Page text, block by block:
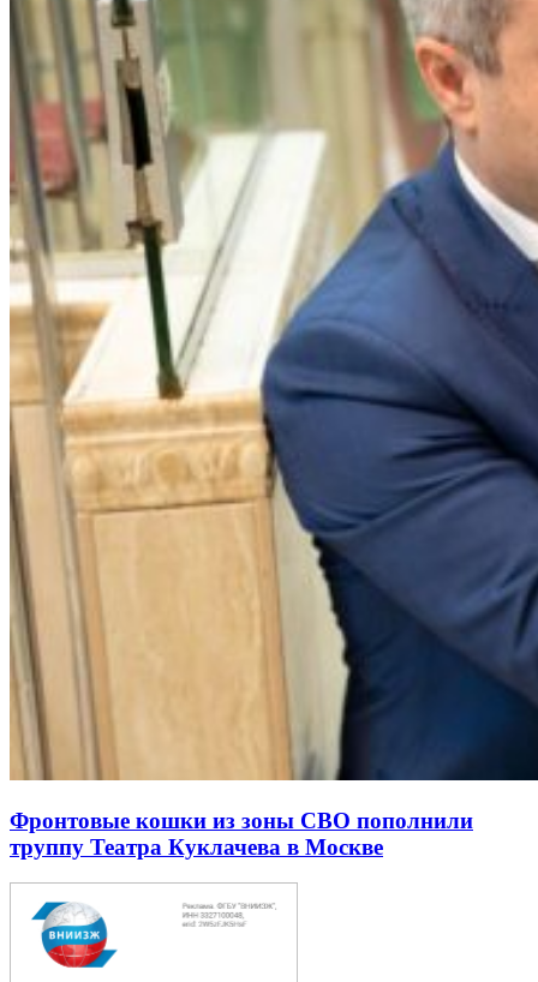
Фронтовые кошки из зоны СВО пополнили
труппу Театра Куклачева в Москве